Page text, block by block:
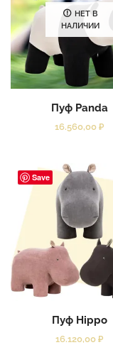
НЕТ В
НАЛИЧИИ
Пуф Panda
16.560,00 ₽
Save
Пуф Hippo
16.120,00 ₽